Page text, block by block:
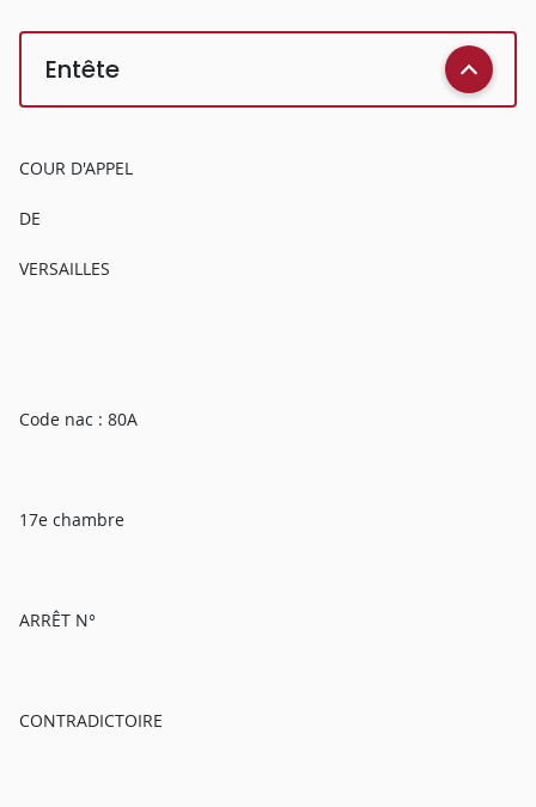
Entête
COUR D'APPEL
DE
VERSAILLES
Code nac : 80A
17e chambre
ARRÊT N°
CONTRADICTOIRE